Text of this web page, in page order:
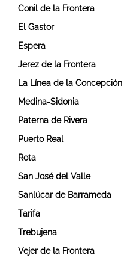
Conil de la Frontera
El Gastor
Espera
Jerez de la Frontera
La Línea de la Concepción
Medina-Sidonia
Paterna de Rivera
Puerto Real
Rota
San José del Valle
Sanlúcar de Barrameda
Tarifa
Trebujena
Vejer de la Frontera